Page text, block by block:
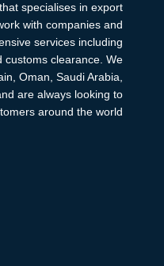
specialises in export
with companies and
services including
customs clearance. We
Oman, Saudi Arabia,
are always looking to
around the world.